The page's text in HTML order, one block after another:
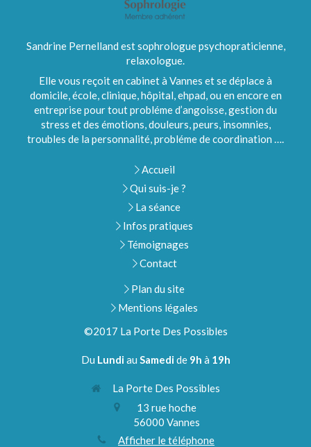
Sandrine Pernelland est sophrologue psychopraticienne,
relaxologue.
Elle vous reçoit en cabinet à Vannes et se déplace à
domicile, école, clinique, hôpital, ehpad, ou en encore en
entreprise pour tout probléme d’angoisse, gestion du
stress et des émotions, douleurs, peurs, insomnies,
troubles de la personnalité, probléme de coordination ….
Accueil
Qui suis-je ?
La séance
Infos pratiques
Témoignages
Contact
Plan du site
Mentions légales
©2017 La Porte Des Possibles
Du Lundiau Samedide 9h à 19h
La Porte Des Possibles
13 rue hoche
56000 Vannes
Afficher le téléphone